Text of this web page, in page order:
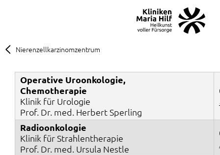
Nierenzellkarzinomzentrum
Operative Uroonkologie,
Chemotherapie
Klinik für Urologie
Prof. Dr. med. Herbert Sperling
Radioonkologie
Klinik für Strahlentherapie
Prof. Dr. med. Ursula Nestle